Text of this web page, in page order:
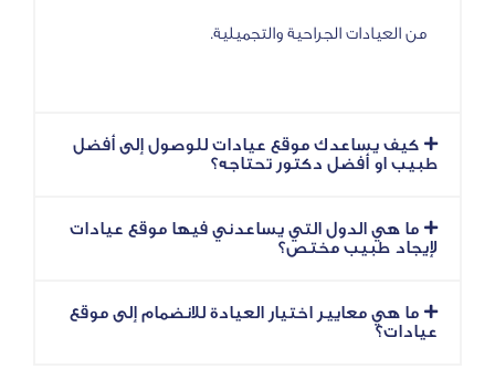
الجراحية والتجميلية.
موقع عيادات للوصول إلى أفضل
أفضل دكتور تحتاجه؟
الدول التي يساعدني فيها موقع عيادات
طبيب مختص؟
اختيار العيادة للانضمام إلى موقع